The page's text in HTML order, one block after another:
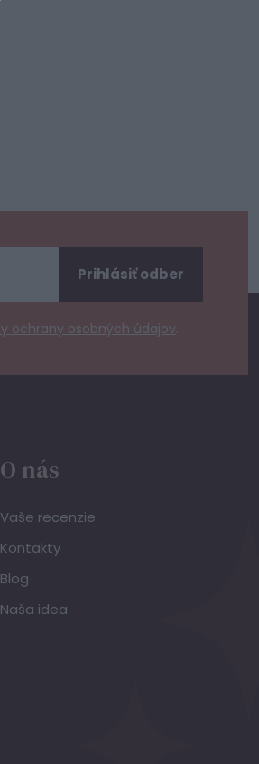
ochrany osobných údajov.
Prihlásiť odber
O nás
Vaše recenzie
Kontakty
Blog
Naša idea